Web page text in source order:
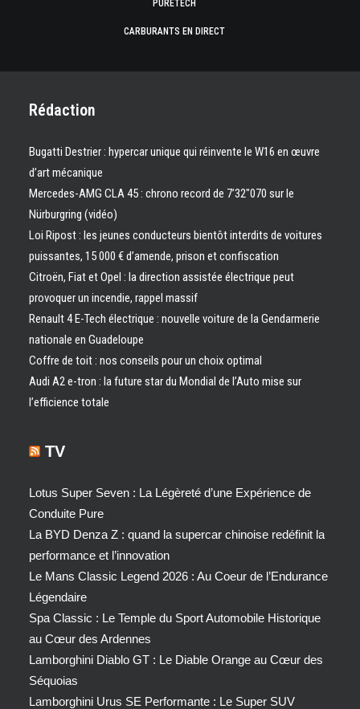
PURETECH
CARBURANTS EN DIRECT
Rédaction
Bugatti Destrier : hypercar unique qui réinvente le W16 en œuvre
d’art mécanique
Mercedes-AMG CLA 45 : chrono record de 7’32″070 sur le
Nürburgring (vidéo)
Loi Ripost : les jeunes conducteurs bientôt interdits de voitures
puissantes, 15 000 € d’amende, prison et confiscation
Citroën, Fiat et Opel : la direction assistée électrique peut
provoquer un incendie, rappel massif
Renault 4 E-Tech électrique : nouvelle voiture de la Gendarmerie
nationale en Guadeloupe
Coffre de toit : nos conseils pour un choix optimal
Audi A2 e-tron : la future star du Mondial de l’Auto mise sur
l’efficience totale
TV
Lotus Super Seven : La Légèreté d’une Expérience de
Conduite Pure
La BYD Denza Z : quand la supercar chinoise redéfinit la
performance et l’innovation
Le Mans Classic Legend 2026 : Au Coeur de l’Endurance
Légendaire
Spa Classic : Le Temple du Sport Automobile Historique
au Cœur des Ardennes
Lamborghini Diablo GT : Le Diable Orange au Cœur des
Séquoias
Lamborghini Urus SE Performante : Le Super SUV